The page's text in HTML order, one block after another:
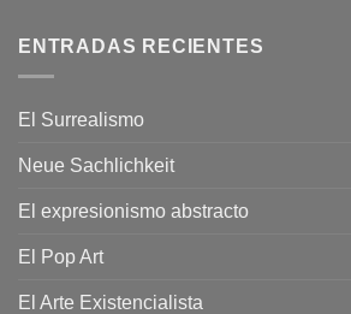
ENTRADAS RECIENTES
El Surrealismo
Neue Sachlichkeit
El expresionismo abstracto
El Pop Art
El Arte Existencialista